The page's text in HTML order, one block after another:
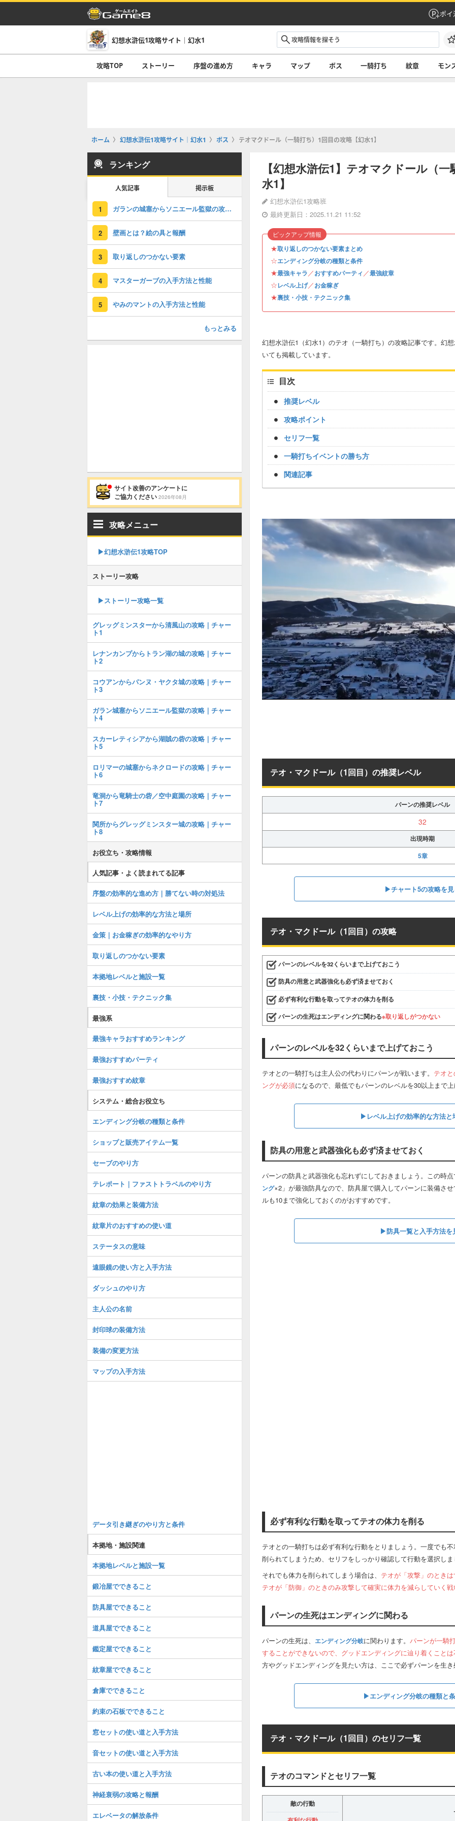
ポイ
幻想水滸伝1攻略サイト｜幻水1
攻略TOP ストーリー 序盤の進め方 キャラ マップ ボス 一騎打ち 紋章 モン
ホーム 幻想水滸伝1攻略サイト｜幻水1 ボス テオマクドール（一騎打ち）1回目の攻略【幻水1】
【幻想水滸伝1】テオマクドール（
水1】
幻想水滸伝1攻略班
最終更新日：2025.11.21 11:52
★取り返しのつかない要素まとめ
☆エンディング分岐の種類と条件
★最強キャラ／おすすめパーティ ／最強紋章
☆レベル上げ／お金稼ぎ
★裏技・小技・テクニック集
ピックアップ情報
幻想水滸伝1（幻水1）のテオ（一騎打ち）の攻略記事です。幻
いても掲載しています。
目次
推奨レベル
攻略ポイント
セリフ一覧
一騎打ちイベントの勝ち方
関連記事
テオ・マクドール（1回目）の推奨レベル
パーンの推奨レベル
32
出現時期
5章
▶︎チャート5の攻略を
テオ・マクドール（1回目）の攻略
パーンのレベルを32くらいまで上げておこう
防具の用意と武器強化も必ず済ませておく
必ず有利な行動を取ってテオの体力を削る
パーンの生死はエンディングに関わる※取り返しがつかない
パーンのレベルを32くらいまで上げておこう
テオとの一騎打ちは主人公の代わりにパーンが戦います。 テオ
ングが必須になるので、最低でもパーンのレベルを30以上まで
▶︎レベル上げの効率的な方法と
防具の用意と武器強化も必ず済ませておく
パーンの防具と武器強化も忘れずにしておきましょう。この時
ング×2」が最強防具なので、防具屋で購入してパーンに装備さ
ルも10まで強化しておくのがおすすめです。
▶︎防具一覧と入手方法を
必ず有利な行動を取ってテオの体力を削る
テオとの一騎打ちは必ず有利な行動をとりましょう。一度でも
削られてしまうため、セリフをしっかり確認して行動を選択し
それでも体力を削られてしまう場合は、 テオが「攻撃」のとき
テオが「防御」のときのみ攻撃して確実に体力を減らしていく
パーンの生死はエンディングに関わる
パーンの生死は、 エンディング分岐に関わります。 パーンが一騎
することができないので、グッドエンディングに辿り着くこと
方やグッドエンディングを見たい方は、ここで必ずパーンを生
▶︎エンディング分岐の種類と
テオ・マクドール（1回目）のセリフ一覧
テオのコマンドとセリフ一覧
敵の行動
ランキング
人気記事 掲示板
1 ガランの城塞からソニエール監獄の攻略チャート｜チャート4
2 壁画とは？絵の具と報酬
3 取り返しのつかない要素
4 マスターガーブの入手方法と性能
5 やみのマントの入手方法と性能
もっとみる
サイト改善のアンケートに
ご協力ください 2026年08月
攻略メニュー
▶︎幻想水滸伝1攻略TOP
ストーリー攻略
▶︎ストーリー攻略一覧
グレッグミンスターから清風山の攻略｜チャー
ト1
レナンカンプからトラン湖の城の攻略｜チャー
ト2
コウアンからパンヌ・ヤクタ城の攻略｜チャー
ト3
ガラン城塞からソニエール監獄の攻略｜チャー
ト4
スカーレティシアから湖賊の砦の攻略｜チャー
ト5
ロリマーの城塞からネクロードの攻略｜チャー
ト6
竜洞から竜騎士の砦／空中庭園の攻略｜チャー
ト7
関所からグレッグミンスター城の攻略｜チャー
ト8
お役立ち・攻略情報
人気記事・よく読まれてる記事
序盤の効率的な進め方｜勝てない時の対処法
レベル上げの効率的な方法と場所
金策｜お金稼ぎの効率的なやり方
取り返しのつかない要素
本拠地レベルと施設一覧
裏技・小技・テクニック集
最強系
最強キャラおすすめランキング
最強おすすめパーティ
最強おすすめ紋章
システム・総合お役立ち
エンディング分岐の種類と条件
ショップと販売アイテム一覧
セーブのやり方
テレポート｜ファストトラベルのやり方
紋章の効果と装備方法
紋章片のおすすめの使い道
ステータスの意味
遠眼鏡の使い方と入手方法
ダッシュのやり方
主人公の名前
封印球の装備方法
装備の変更方法
マップの入手方法
データ引き継ぎのやり方と条件
本拠地・施設関連
本拠地レベルと施設一覧
鍛冶屋でできること
防具屋でできること
道具屋でできること
鑑定屋でできること
紋章屋でできること
倉庫でできること
約束の石板でできること
窓セットの使い道と入手方法
音セットの使い道と入手方法
古い本の使い道と入手方法
神経衰弱の攻略と報酬
エレベータの解放条件